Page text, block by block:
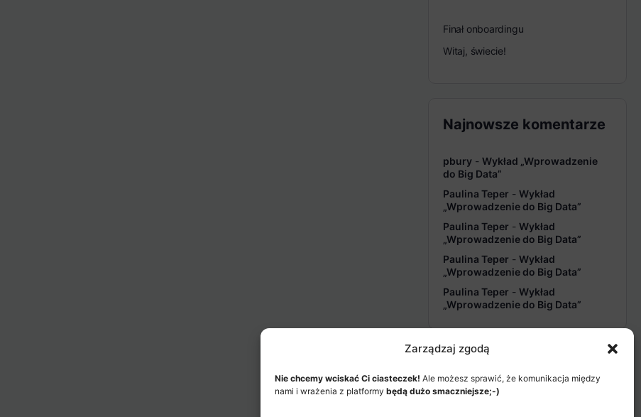
Zarządzaj zgodą
Nie chcemy wciskać Ci ciasteczek! Ale możesz sprawić, że komunikacja między
nami i wrażenia z platformy będą dużo smaczniejsze;-)
Finał onboardingu
Witaj, świecie!
Najnowsze komentarze
pbury - Wykład „Wprowadzenie
do Big Data”
Paulina Teper - Wykład
„Wprowadzenie do Big Data”
Paulina Teper - Wykład
„Wprowadzenie do Big Data”
Paulina Teper - Wykład
„Wprowadzenie do Big Data”
Paulina Teper - Wykład
„Wprowadzenie do Big Data”